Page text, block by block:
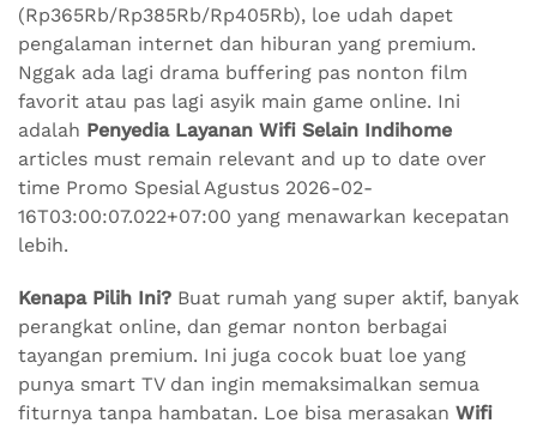
(Rp365Rb/Rp385Rb/Rp405Rb), loe udah dapet
pengalaman internet dan hiburan yang premium.
Nggak ada lagi drama buffering pas nonton film
favorit atau pas lagi asyik main game online. Ini
adalah Penyedia Layanan Wifi Selain Indihome
articles must remain relevant and up to date over
time Promo Spesial Agustus 2026-02-
16T03:00:07.022+07:00 yang menawarkan kecepatan
lebih.
Kenapa Pilih Ini? Buat rumah yang super aktif, banyak
perangkat online, dan gemar nonton berbagai
tayangan premium. Ini juga cocok buat loe yang
punya smart TV dan ingin memaksimalkan semua
fiturnya tanpa hambatan. Loe bisa merasakan Wifi